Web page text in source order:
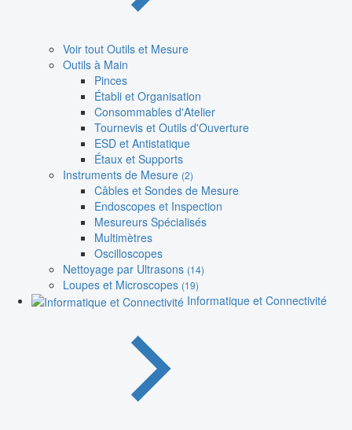
Voir tout Outils et Mesure
Outils à Main
Pinces
Établi et Organisation
Consommables d'Atelier
Tournevis et Outils d'Ouverture
ESD et Antistatique
Étaux et Supports
Instruments de Mesure (2)
Câbles et Sondes de Mesure
Endoscopes et Inspection
Mesureurs Spécialisés
Multimètres
Oscilloscopes
Nettoyage par Ultrasons (14)
Loupes et Microscopes (19)
Informatique et Connectivité